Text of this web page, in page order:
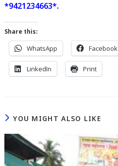
*9421234663*.
Share this:
WhatsApp Facebook
LinkedIn Print
YOU MIGHT ALSO LIKE